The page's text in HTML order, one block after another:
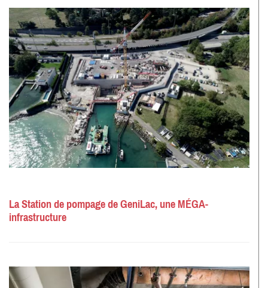
La Station de pompage de GeniLac, une MÉGA-
infrastructure